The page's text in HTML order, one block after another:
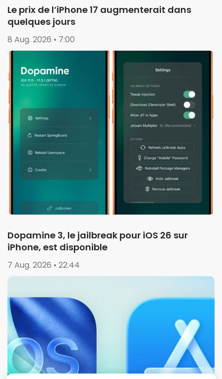
Le prix de l’iPhone 17 augmenterait dans
quelques jours
8 Aug. 2026 • 7:00
Dopamine 3, le jailbreak pour iOS 26 sur
iPhone, est disponible
7 Aug. 2026 • 22:44